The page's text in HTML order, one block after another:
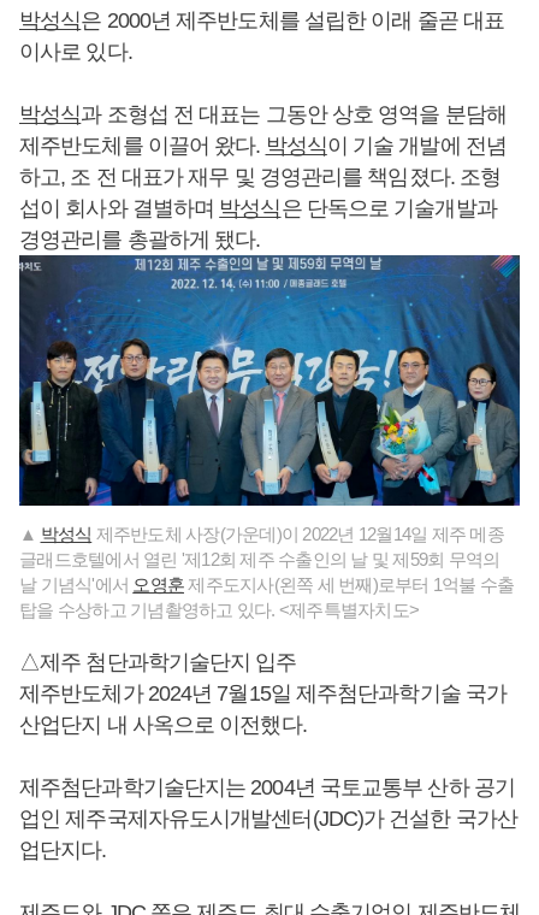
박성식은 2000년 제주반도체를 설립한 이래 줄곧 대표
이사로 있다.
박성식과 조형섭 전 대표는 그동안 상호 영역을 분담해
제주반도체를 이끌어 왔다. 박성식이 기술 개발에 전념
하고, 조 전 대표가 재무 및 경영관리를 책임졌다. 조형
섭이 회사와 결별하며 박성식은 단독으로 기술개발과
경영관리를 총괄하게 됐다.
▲ 박성식 제주반도체 사장(가운데)이 2022년 12월14일 제주 메종
글래드호텔에서 열린 '제12회 제주 수출인의 날 및 제59회 무역의
날 기념식'에서 오영훈제주도지사(왼쪽 세 번째)로부터 1억불 수출
탑을 수상하고 기념촬영하고 있다. <제주특별자치도>
△제주 첨단과학기술단지 입주
제주반도체가 2024년 7월15일 제주첨단과학기술 국가
산업단지 내 사옥으로 이전했다.
제주첨단과학기술단지는 2004년 국토교통부 산하 공기
업인 제주국제자유도시개발센터(JDC)가 건설한 국가산
업단지다.